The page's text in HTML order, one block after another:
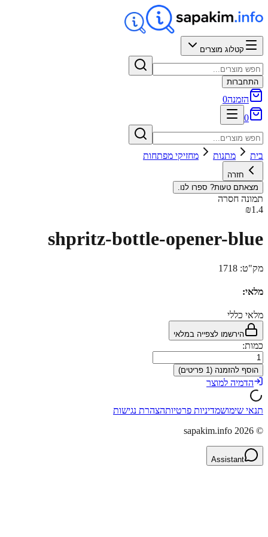
קטלוג מוצרים
התחברות
הזמנה0
0
בית מתנות מחזיקי מפתחות
חזרה
מצאתם טעות? ספרו לנו.
תמונה חסרה
₪1.4
shpritz-bottle-opener-blue
מק"ט: 1718
מלאי:
מלאי כללי
הירשמו לצפייה במלאי
כמות:
הוסף להזמנה (1 פריטים)
הדמיה למוצר
תנאי שימושמדיניות פרטיותהצהרת נגישות
©
2026
Assistant